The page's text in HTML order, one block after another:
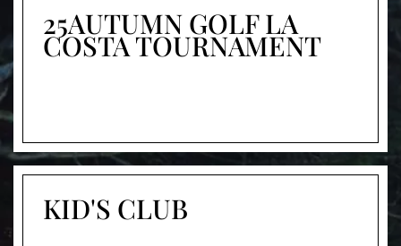
25AUTUMN GOLF LA
COSTA TOURNAMENT
KID'S CLUB